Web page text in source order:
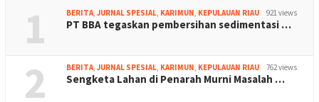
1 BERITA JURNAL SPESIAL KARIMUN KEPULAUAN RIAU 921 views
PT BBA tegaskan pembersihan sedimentasi …
2 BERITA JURNAL SPESIAL KARIMUN KEPULAUAN RIAU 762 views
Sengketa Lahan di Penarah Murni Masalah …